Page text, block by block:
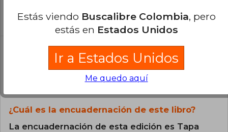
catálogo son Originales.
¿En qué Idioma está escrito el
El libro está escrito en Español.
¿Cuál es la encuadernación de este libro?
La encuadernación de esta edición es Tapa
Estás viendo Buscalibre Colombia, pero
estás en Estados Unidos
Ir a Estados Unidos
Me quedo aquí